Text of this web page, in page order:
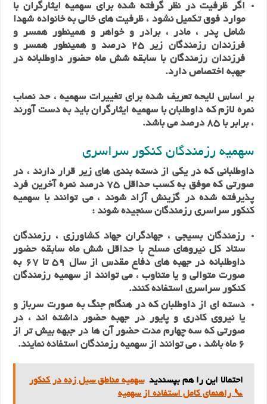
اگر ظرفیت در نظر گرفته‌‌ شده‌‌ برای سهمیه ایثارگران با
موارد فوق تکمیل نشود ، ظرفیت های خالی به خانواده شهدا
شامل پدر ، مادر ، برادر و خواهر و همینطور همسر و
فرزندان رزمندگان زیر 25 درصد و همینطور همسر و
فرزندان رزمندگان با سابقه شش ماه حضور داوطلبانه در
جهبه اختصاص دارد.
بر اساس لایحه تعریف شده‌ برای تغییرات سهمیه ، حد نصاب
نمره لازم که داوطلبان با سهمیه ایثارگران باید به دست آورند
، برابر با 85 درصد می باشد.
سهمیه رزمندگان کنکور سراسری
داوطلبانی که در یکی از دسته‌ بندی های زیر قرار دارند ، در
صورتی که موفق به کسب حداقل 75 درصد نمره آخرین فرد
پذیرفته‌‌ شده‌‌‌ در گزینش آزاد شوند ، می توانند با سهمیه
کنکور سراسری رزمندگان سنجیده‌‌ شوند :
رزمندگان بسیجی ، جهادگران جهاد کشاورزی ، رزمندگان
ستاد کل نیروهای مسلح با حداقل شش ماه سابقه حضور
داوطلبانه در جهبه های دفاع مقدس از سال 59 تا 67 به
صورت متوالی و یا متناوب ، می توانند از سهمیه رزمندگان
کنکور سراسری استفاده کنند.
دسته ای از داوطلبان که در هنگام جنگ به صورت سرباز و
یا نیروی کادری و پایور در جهبه حضور داشته اند ، در
صورتی که سه چهارم مدت حضور آن ها در جبهه بیش تر از
6 ماه باشد ، می توانند از سهمیه رزمندگان استفاده نمایند.
احتمالا این را هم بپسندید سهمیه مناطق سیل زده در کنکور
📞 راهنمای کامل استفاده از سهمیه